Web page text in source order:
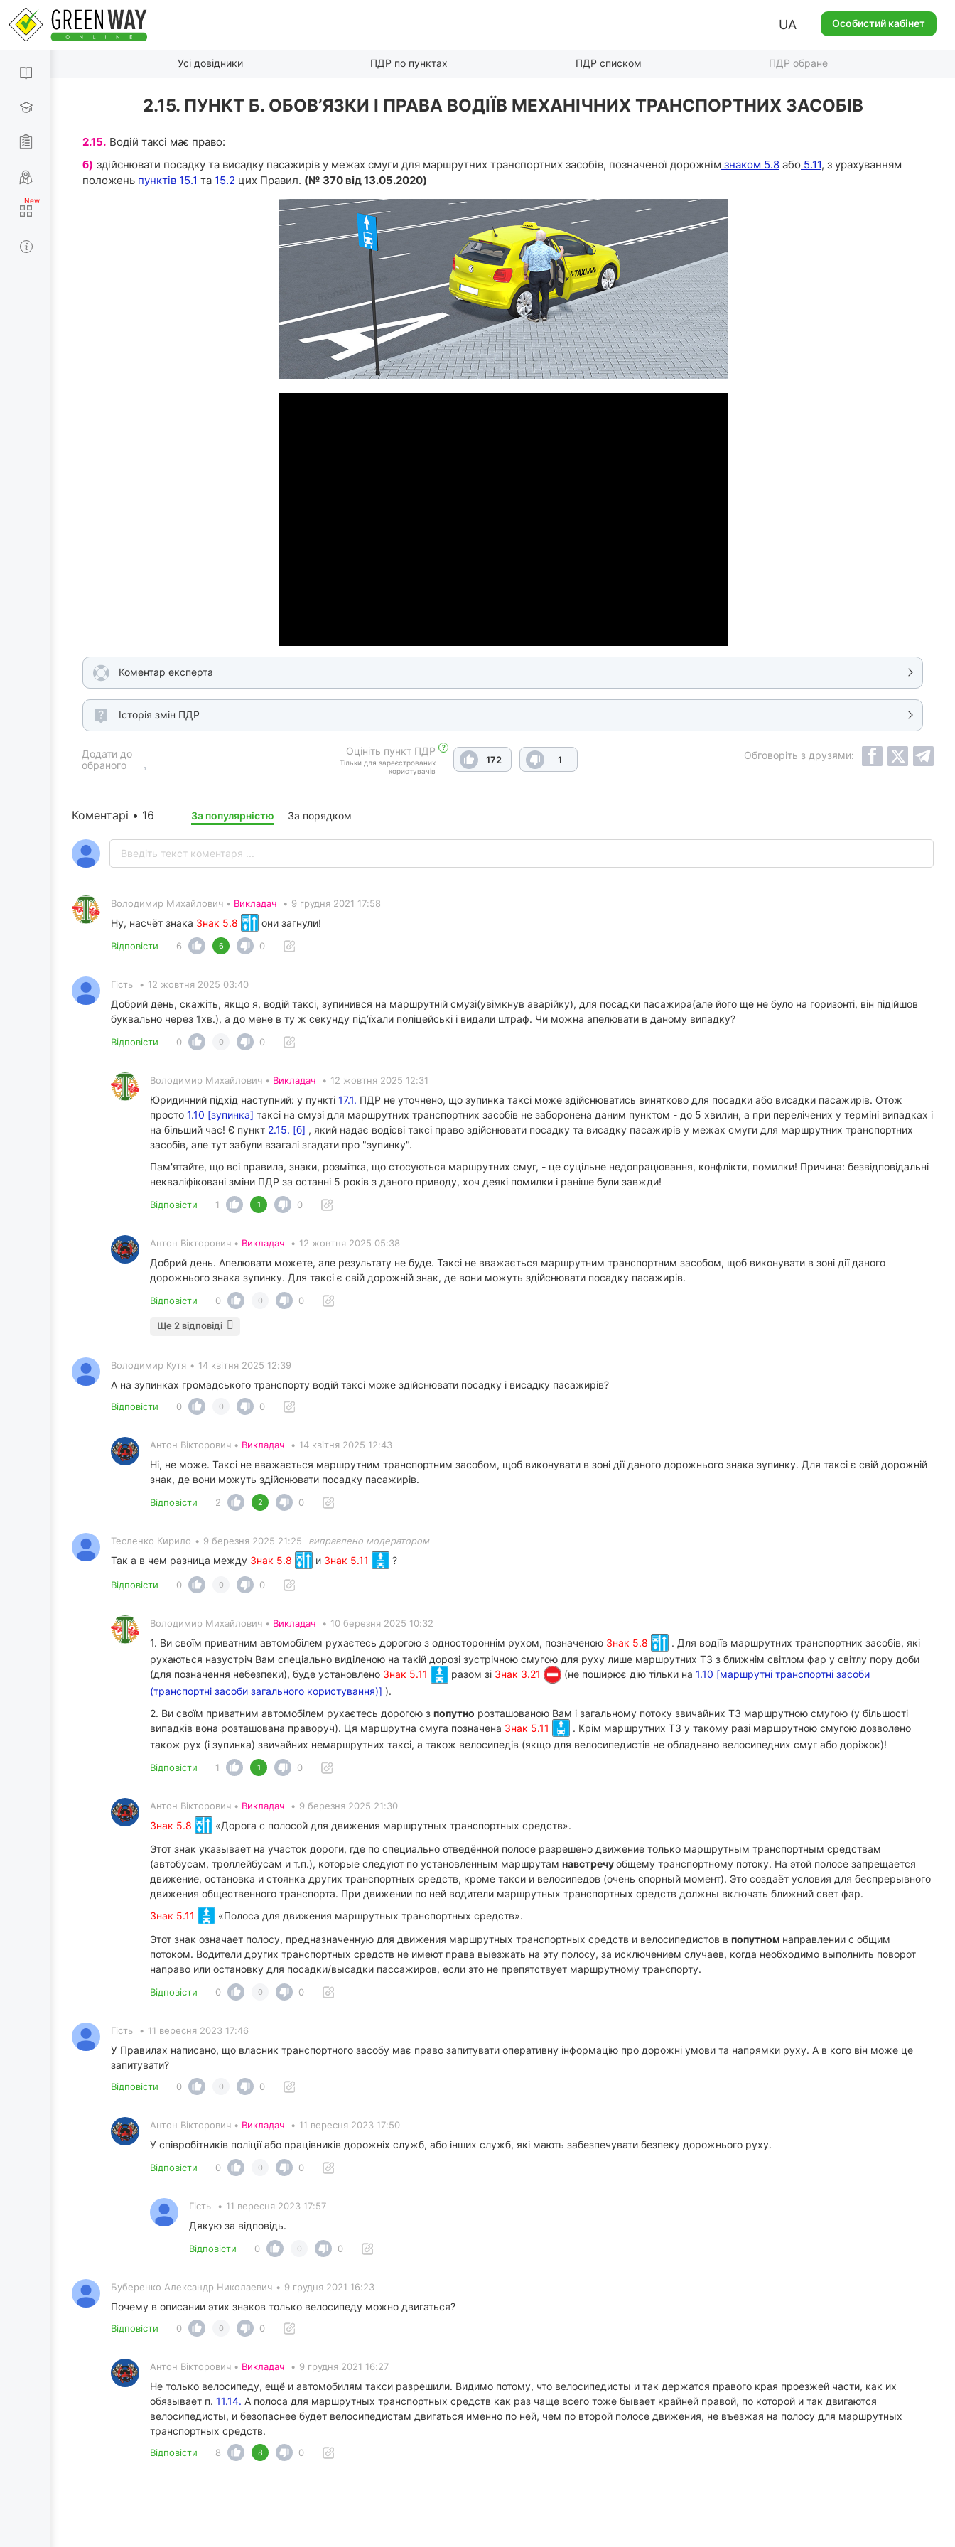
UA Особистий кабінет
Усі довідники ПДР по пунктах ПДР списком ПДР обране
2.15. ПУНКТ Б. ОБОВ’ЯЗКИ І ПРАВА ВОДІЇВ МЕХАНІЧНИХ ТРАНСПОРТНИХ ЗАСОБІВ
2.15. Водій таксі має право:
б) здійснювати посадку та висадку пасажирів у межах смуги для маршрутних транспортних засобів, позначеної дорожнім знаком 5.8 або 5.11, з урахуванням
положень пунктів 15.1 та 15.2 цих Правил. (№ 370 від 13.05.2020)
Коментар експерта
Історія змін ПДР
Оцініть пункт ПДР ?
Тільки для зареєстрованих
користувачів
172 1
Додати до
обраного
Обговоріть з друзями:
Коментарі • 16 За популярністю За порядком
Володимир Михайлович • Викладач • 9 грудня 2021 17:58
Ну, насчёт знака Знак 5.8 они загнули!
Відповісти 6 6 0
Гість • 12 жовтня 2025 03:40
Добрий день, скажіть, якщо я, водій таксі, зупинився на маршрутній смузі(увімкнув аварійку), для посадки пасажира(але його ще не було на горизонті, він підійшов
буквально через 1хв.), а до мене в ту ж секунду підʼїхали поліцейські і видали штраф. Чи можна апелювати в даному випадку?
Відповісти 0 0 0
Володимир Михайлович • Викладач • 12 жовтня 2025 12:31
Юридичний підхід наступний: у пункті 17.1. ПДР не уточнено, що зупинка таксі може здійснюватись винятково для посадки або висадки пасажирів. Отож
просто 1.10 [зупинка] таксі на смузі для маршрутних транспортних засобів не заборонена даним пунктом - до 5 хвилин, а при перелічених у терміні випадках і
на більший час! Є пункт 2.15. [б] , який надає водієві таксі право здійснювати посадку та висадку пасажирів у межах смуги для маршрутних транспортних
засобів, але тут забули взагалі згадати про "зупинку".
Пам'ятайте, що всі правила, знаки, розмітка, що стосуються маршрутних смуг, - це суцільне недопрацювання, конфлікти, помилки! Причина: безвідповідальні
некваліфіковані зміни ПДР за останні 5 років з даного приводу, хоч деякі помилки і раніше були завжди!
Відповісти 1 1 0
Антон Вікторович • Викладач • 12 жовтня 2025 05:38
Добрий день. Апелювати можете, але результату не буде. Таксі не вважається маршрутним транспортним засобом, щоб виконувати в зоні дії даного
дорожнього знака зупинку. Для таксі є свій дорожній знак, де вони можуть здійснювати посадку пасажирів.
Відповісти 0 0 0
Ще 2 відповіді
Володимир Кутя • 14 квітня 2025 12:39
А на зупинках громадського транспорту водій таксі може здійснювати посадку і висадку пасажирів?
Відповісти 0 0 0
Антон Вікторович • Викладач • 14 квітня 2025 12:43
Ні, не може. Таксі не вважається маршрутним транспортним засобом, щоб виконувати в зоні дії даного дорожнього знака зупинку. Для таксі є свій дорожній
знак, де вони можуть здійснювати посадку пасажирів.
Відповісти 2 2 0
Тесленко Кирило • 9 березня 2025 21:25 виправлено модератором
Так а в чем разница между Знак 5.8 и Знак 5.11 ?
Відповісти 0 0 0
Володимир Михайлович • Викладач • 10 березня 2025 10:32
1. Ви своїм приватним автомобілем рухаєтесь дорогою з одностороннім рухом, позначеною Знак 5.8
. Для водіїв маршрутних транспортних засобів, які
рухаються назустріч Вам спеціально виділеною на такій дорозі зустрічною смугою для руху лише маршрутних ТЗ з ближнім світлом фар у світлу пору доби
(для позначення небезпеки), буде установлено Знак 5.11 разом зі Знак 3.21 (не поширює дію тільки на 1.10 [маршрутні транспортні засоби
(транспортні засоби загального користування)] ).
2. Ви своїм приватним автомобілем рухаєтесь дорогою з попутно розташованою Вам і загальному потоку звичайних ТЗ маршрутною смугою (у більшості
випадків вона розташована праворуч). Ця маршрутна смуга позначена Знак 5.11
. Крім маршрутних ТЗ у такому разі маршрутною смугою дозволено
також рух (і зупинка) звичайних немаршрутних таксі, а також велосипедів (якщо для велосипедистів не обладнано велосипедних смуг або доріжок)!
Відповісти 1 1 0
Антон Вікторович • Викладач • 9 березня 2025 21:30
Знак 5.8
«Дорога с полосой для движения маршрутных транспортных средств».
Этот знак указывает на участок дороги, где по специально отведённой полосе разрешено движение только маршрутным транспортным средствам
(автобусам, троллейбусам и т.п.), которые следуют по установленным маршрутам навстречуобщему транспортному потоку. На этой полосе запрещается
движение, остановка и стоянка других транспортных средств, кроме такси и велосипедов (очень спорный момент). Это создаёт условия для беспрерывного
движения общественного транспорта. При движении по ней водители маршрутных транспортных средств должны включать ближний свет фар.
Знак 5.11
«Полоса для движения маршрутных транспортных средств».
Этот знак означает полосу, предназначенную для движения маршрутных транспортных средств и велосипедистов в попутном направлении с общим
потоком. Водители других транспортных средств не имеют права выезжать на эту полосу, за исключением случаев, когда необходимо выполнить поворот
направо или остановку для посадки/высадки пассажиров, если это не препятствует маршрутному транспорту.
Відповісти 0 0 0
Гість • 11 вересня 2023 17:46
У Правилах написано, що власник транспортного засобу має право запитувати оперативну інформацію про дорожні умови та напрямки руху. А в кого він може це
запитувати?
Відповісти 0 0 0
Антон Вікторович • Викладач • 11 вересня 2023 17:50
У співробітників поліції або працівників дорожніх служб, або інших служб, які мають забезпечувати безпеку дорожнього руху.
Відповісти 0 0 0
Гість • 11 вересня 2023 17:57
Дякую за відповідь.
Відповісти 0 0 0
Буберенко Александр Николаевич • 9 грудня 2021 16:23
Почему в описании этих знаков только велосипеду можно двигаться?
Відповісти 0 0 0
Антон Вікторович • Викладач • 9 грудня 2021 16:27
Не только велосипеду, ещё и автомобилям такси разрешили. Видимо потому, что велосипедисты и так держатся правого края проезжей части, как их
обязывает п. 11.14. А полоса для маршрутных транспортных средств как раз чаще всего тоже бывает крайней правой, по которой и так двигаются
велосипедисты, и безопаснее будет велосипедистам двигаться именно по ней, чем по второй полосе движения, не въезжая на полосу для маршрутных
транспортных средств.
Відповісти 8 8 0